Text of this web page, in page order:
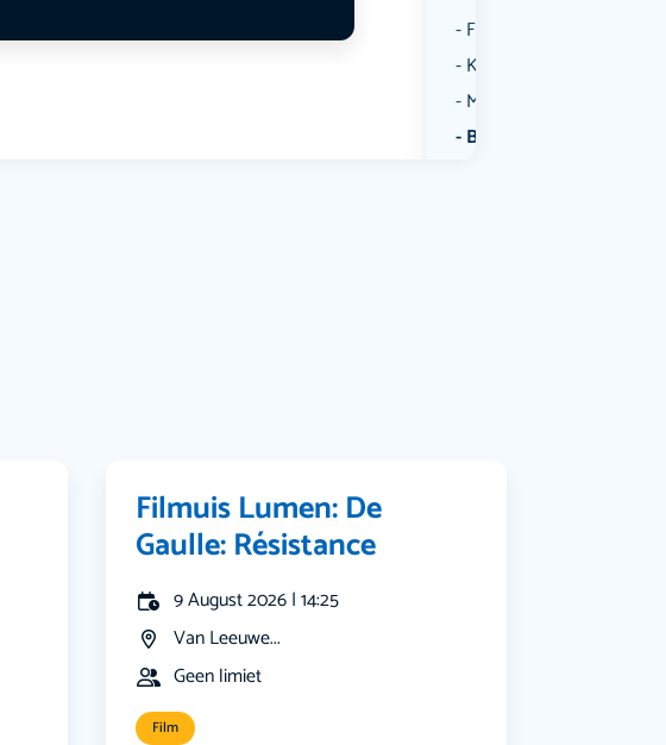
Film
Kunst & Cultuur
Muziek
Bekijk alle categorieën
Filmuis Lumen: De
Gaulle: Résistance
9 August 2026 | 14:25
Van Leeuwe...
Geen limiet
Film